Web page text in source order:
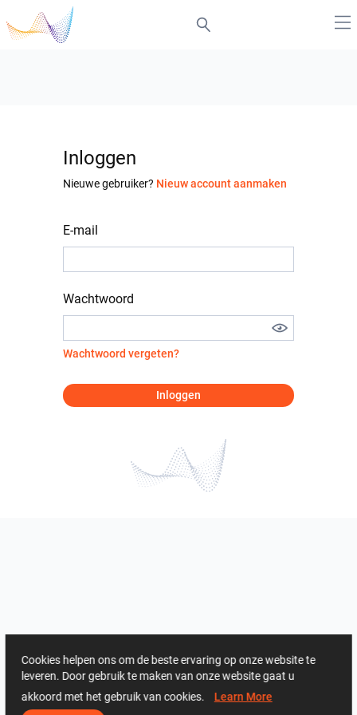
Inloggen
Nieuwe gebruiker? Nieuw account aanmaken
E-mail
Wachtwoord
Wachtwoord vergeten?
Inloggen
Cookies helpen ons om de beste ervaring op onze website te
leveren. Door gebruik te maken van onze website gaat u
akkoord met het gebruik van cookies. Learn More